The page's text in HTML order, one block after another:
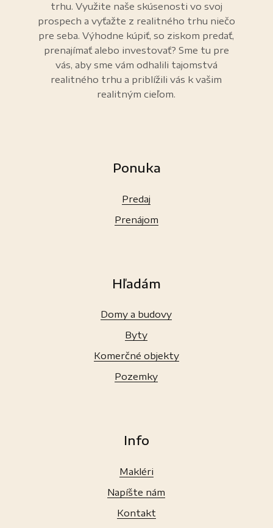
trhu. Využite naše skúsenosti vo svoj
prospech a vyťažte z realitného trhu niečo
pre seba. Výhodne kúpiť, so ziskom predať,
prenajímať alebo investovať? Sme tu pre
vás, aby sme vám odhalili tajomstvá
realitného trhu a priblížili vás k vašim
realitným cieľom.
Ponuka
Predaj
Prenájom
Hľadám
Domy a budovy
Byty
Komerčné objekty
Pozemky
Info
Makléri
Napíšte nám
Kontakt